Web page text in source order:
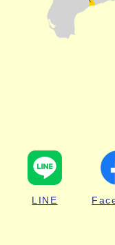
LINE